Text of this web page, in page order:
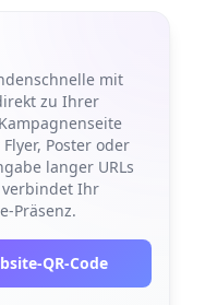
mit
zu Ihrer
Poster oder
langer URLs
verbindet Ihr
Präsenz.
QR-Code